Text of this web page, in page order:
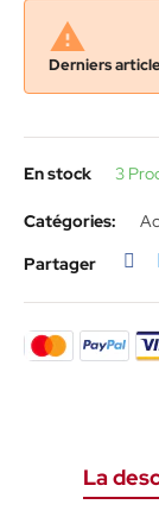

Derniers
En stock 3
Catégories:
Partager
La